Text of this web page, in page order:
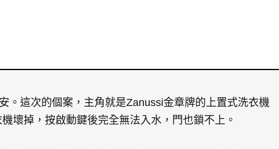
。這次的個案，主角就是Zanussi金章牌的上置式洗衣機
壞掉，按啟動鍵後完全無法入水，門也鎖不上。